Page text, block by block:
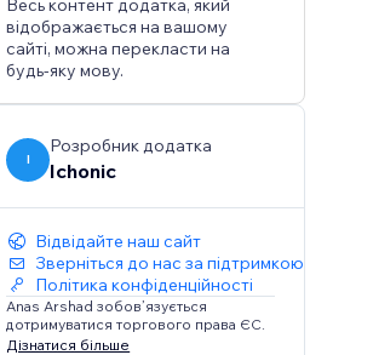
Весь контент додатка, який
відображається на вашому
сайті, можна перекласти на
будь-яку мову.
I
Розробник додатка
Ichonic
Відвідайте наш сайт
Зверніться до нас за підтримкою
Політика конфіденційності
Anas Arshad зобов’язується
дотримуватися торгового права ЄС.
Дізнатися більше